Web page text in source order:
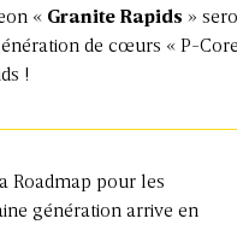
« Granite Rapids »
de cœurs « P-
!
Roadmap pour les
génération arrive en